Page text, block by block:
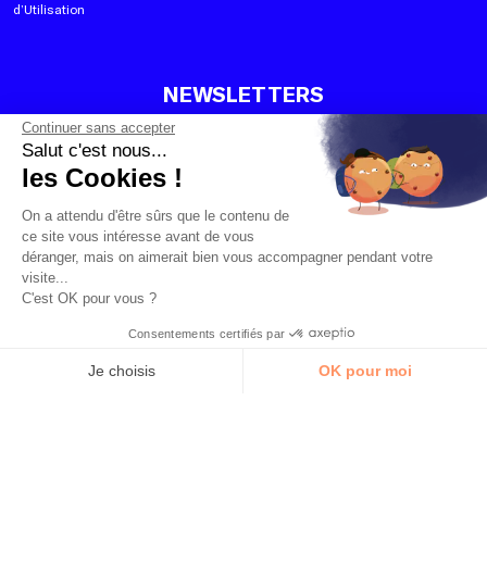
d’Utilisation
NEWSLETTERS
Sélectionnez la ou les newsletters qui vous intéressent
CORPORATE START-UP RÉSIDENT
E-mail
Continuer sans accepter
Salut c'est nous...
les Cookies !
On a attendu d'être sûrs que le contenu de
ce site vous intéresse avant de vous
déranger, mais on aimerait bien vous accompagner pendant votre
visite...
C'est OK pour vous ?
Consentements certifiés par
Je choisis OK pour moi